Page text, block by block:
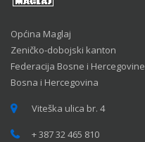
Općina Maglaj
Zeničko-dobojski kanton
Federacija Bosne i Hercegovine
Bosna i Hercegovina
Viteška ulica br. 4
+ 387 32 465 810